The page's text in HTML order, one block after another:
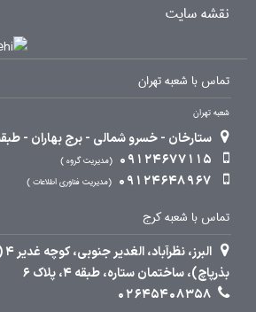
نقشه سایت
تماس با شعبه تهران
شعبه تهران
ستارخان - خسرو شمالی - برج بهاران - طبقه 7 واحد
09124677115
مدیریت گروه
09124648967 مدیریت فناوری اطلاعات
تماس با شعبه کرج
بذرپاچ)، ساختمان ستاره، طبقه 4، پلاک 6
02645408358